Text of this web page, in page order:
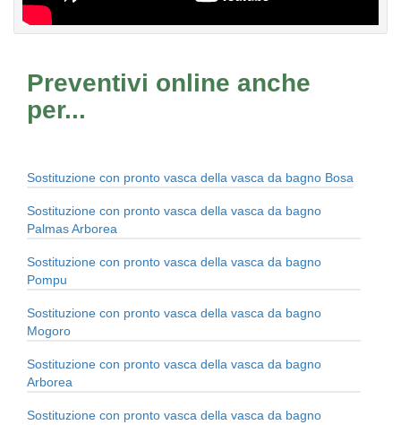
Preventivi online anche
per...
Sostituzione con pronto vasca della vasca da bagno Bosa
Sostituzione con pronto vasca della vasca da bagno
Palmas Arborea
Sostituzione con pronto vasca della vasca da bagno
Pompu
Sostituzione con pronto vasca della vasca da bagno
Mogoro
Sostituzione con pronto vasca della vasca da bagno
Arborea
Sostituzione con pronto vasca della vasca da bagno